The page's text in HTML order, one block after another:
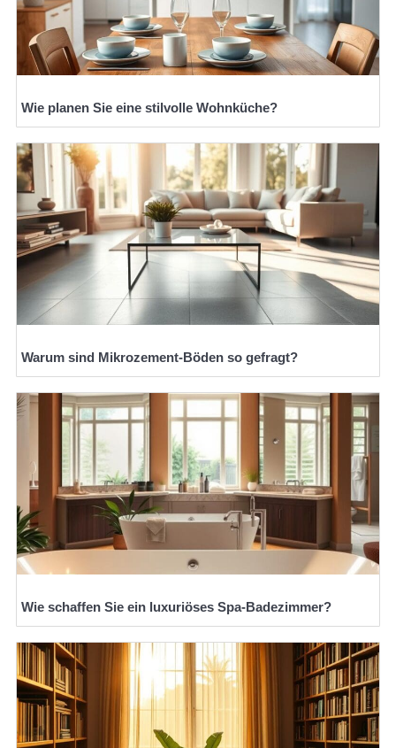
Wie planen Sie eine stilvolle Wohnküche?
Warum sind Mikrozement-Böden so gefragt?
Wie schaffen Sie ein luxuriöses Spa-Badezimmer?